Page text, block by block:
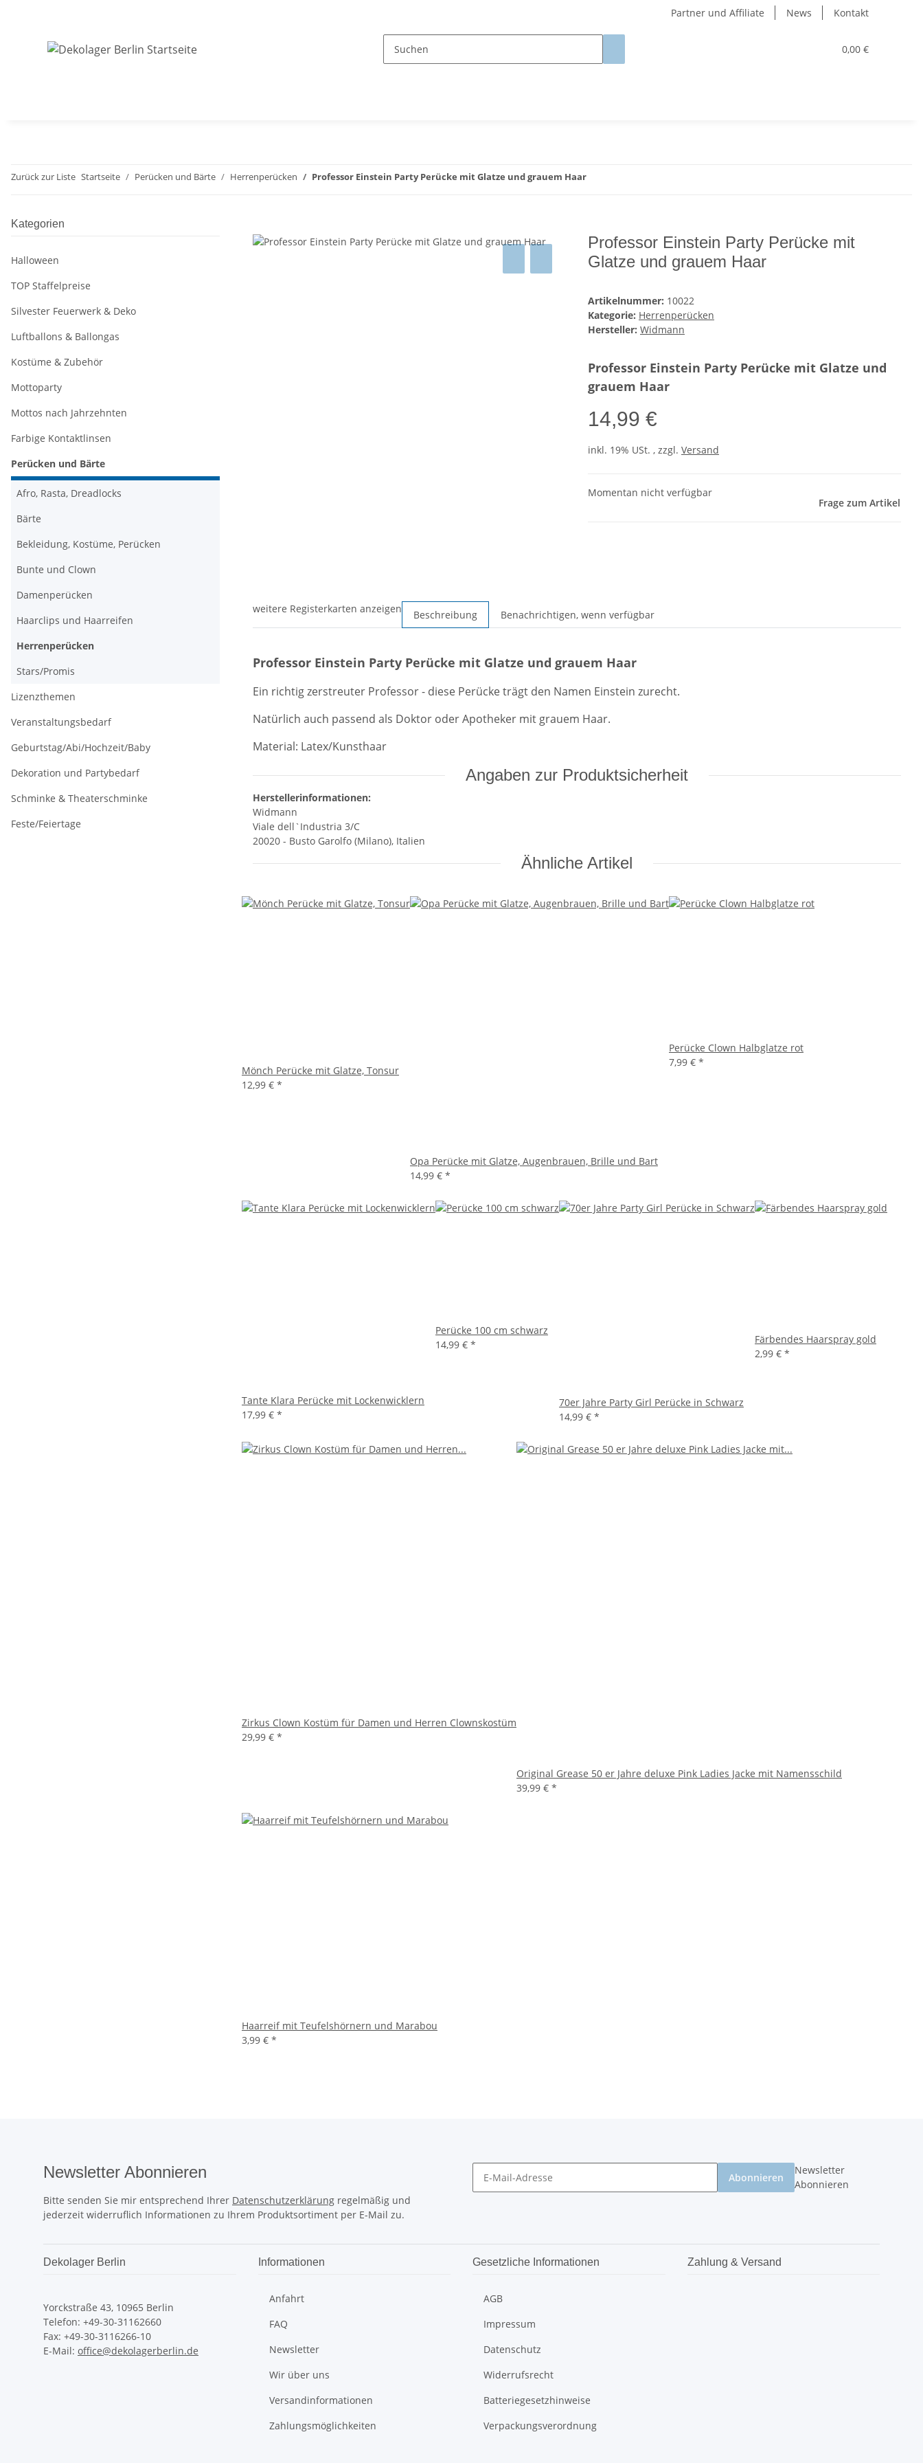
Partner und Affiliate News Kontakt
0,00 €
Zurück zur Liste Startseite Perücken und Bärte Herrenperücken Professor Einstein Party Perücke mit Glatze und grauem Haar
Professor Einstein Party Perücke mit
Glatze und grauem Haar
Artikelnummer: 10022
Kategorie: Herrenperücken
Hersteller: Widmann
Professor Einstein Party Perücke mit Glatze und
grauem Haar
14,99 €
inkl. 19% USt. , zzgl. Versand
Momentan nicht verfügbar
Frage zum Artikel
weitere Registerkarten anzeigen Beschreibung Benachrichtigen, wenn verfügbar
Professor Einstein Party Perücke mit Glatze und grauem Haar
Ein richtig zerstreuter Professor - diese Perücke trägt den Namen Einstein zurecht.
Natürlich auch passend als Doktor oder Apotheker mit grauem Haar.
Material: Latex/Kunsthaar
Angaben zur Produktsicherheit
Herstellerinformationen:
Widmann
Viale dell`Industria 3/C
20020 - Busto Garolfo (Milano), Italien
Ähnliche Artikel
Mönch Perücke mit Glatze, Tonsur
12,99 € *
Opa Perücke mit Glatze, Augenbrauen, Brille und Bart
14,99 € *
Perücke Clown Halbglatze rot
7,99 € *
Tante Klara Perücke mit Lockenwicklern
17,99 € *
Perücke 100 cm schwarz
14,99 € *
70er Jahre Party Girl Perücke in Schwarz
14,99 € *
Färbendes Haarspray gold
2,99 € *
Zirkus Clown Kostüm für Damen und Herren Clownskostüm
29,99 € *
Original Grease 50 er Jahre deluxe Pink Ladies Jacke mit Namensschild
39,99 € *
Haarreif mit Teufelshörnern und Marabou
3,99 € *
Kategorien
Halloween
TOP Staffelpreise
Silvester Feuerwerk & Deko
Luftballons & Ballongas
Kostüme & Zubehör
Mottoparty
Mottos nach Jahrzehnten
Farbige Kontaktlinsen
Perücken und Bärte
Afro, Rasta, Dreadlocks
Bärte
Bekleidung, Kostüme, Perücken
Bunte und Clown
Damenperücken
Haarclips und Haarreifen
Herrenperücken
Stars/Promis
Lizenzthemen
Veranstaltungsbedarf
Geburtstag/Abi/Hochzeit/Baby
Dekoration und Partybedarf
Schminke & Theaterschminke
Feste/Feiertage
Newsletter Abonnieren
Bitte senden Sie mir entsprechend Ihrer Datenschutzerklärung regelmäßig und
jederzeit widerruflich Informationen zu Ihrem Produktsortiment per E-Mail zu.
Abonnieren
Newsletter
Abonnieren
Dekolager Berlin
Yorckstraße 43, 10965 Berlin
Telefon: +49-30-31162660
Fax: +49-30-3116266-10
E-Mail: office@dekolagerberlin.de
Informationen
Anfahrt
FAQ
Newsletter
Wir über uns
Versandinformationen
Zahlungsmöglichkeiten
Gesetzliche Informationen
AGB
Impressum
Datenschutz
Widerrufsrecht
Batteriegesetzhinweise
Verpackungsverordnung
Zahlung & Versand